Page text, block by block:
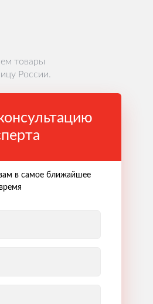
товары
России.
в самое ближайшее
время